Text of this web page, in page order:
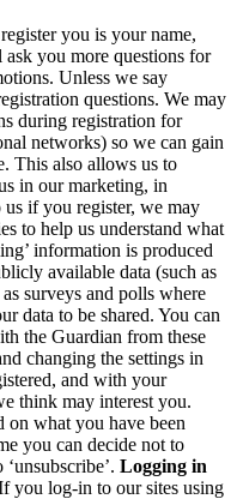
you is your name,
you more questions for
Unless we say
questions. We may
during registration for
networks) so we can gain
This also allows us to
in our marketing, in
if you register, we may
to help us understand what
information is produced
available data (such as
surveys and polls where
data to be shared. You can
the Guardian from these
changing the settings in
and with your
think may interest you.
on what you have been
you can decide not to
Logging in
you log-in to our sites using